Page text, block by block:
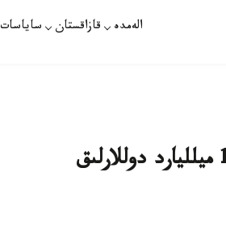
الەمدە قازاقستان ساياسات
ا ق ش پەن ساۋد ارابياسى قورعانىس سالاسىندا 142 ميلليارد دوللارلىق